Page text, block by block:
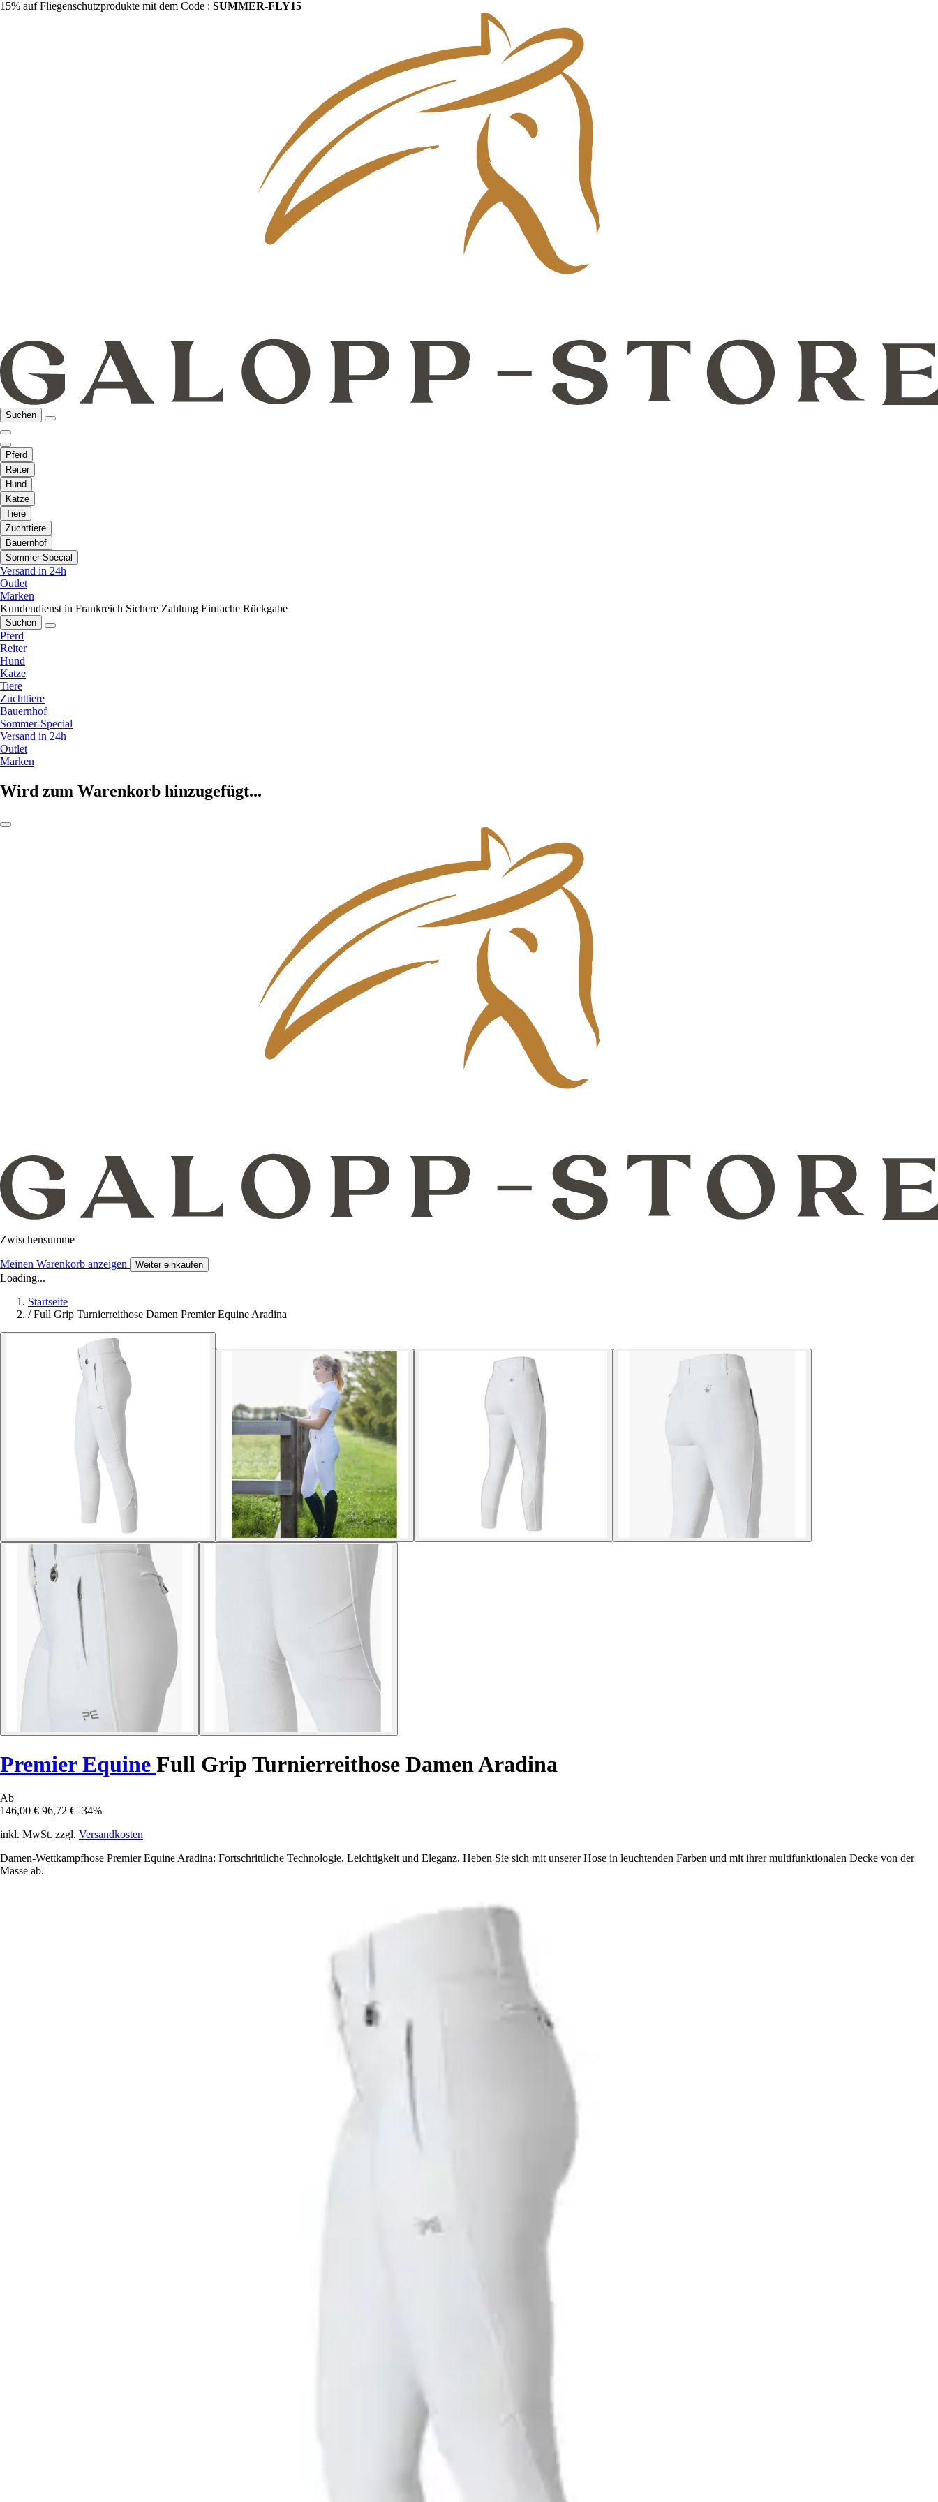
15% auf Fliegenschutzprodukte mit dem Code : SUMMER-FLY15
Suchen
Pferd
Reiter
Hund
Katze
Tiere
Zuchttiere
Bauernhof
Sommer-Special
Versand in 24h
Outlet
Marken
Kundendienst in Frankreich Sichere Zahlung Einfache Rückgabe
Suchen
Pferd
Reiter
Hund
Katze
Tiere
Zuchttiere
Bauernhof
Sommer-Special
Versand in 24h
Outlet
Marken
Wird zum Warenkorb hinzugefügt...
Zwischensumme
Meinen Warenkorb anzeigen Weiter einkaufen
Loading...
Startseite
/ Full Grip Turnierreithose Damen Premier Equine Aradina
Premier Equine Full Grip Turnierreithose Damen Aradina
Ab
146,00 € 96,72 € -34%
inkl. MwSt. zzgl. Versandkosten
Damen-Wettkampfhose Premier Equine Aradina: Fortschrittliche Technologie, Leichtigkeit und Eleganz. Heben Sie sich mit unserer Hose in leuchtenden Farben und mit ihrer multifunktionalen Decke von der
Masse ab.